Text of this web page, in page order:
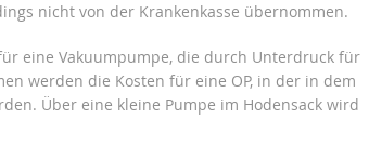
nicht von der Krankenkasse übernommen.
eine Vakuumpumpe, die durch Unterdruck für
werden die Kosten für eine OP, in der in dem
Über eine kleine Pumpe im Hodensack wird